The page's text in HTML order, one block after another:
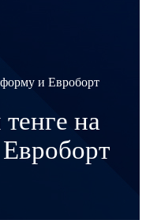
и Евроборт
на